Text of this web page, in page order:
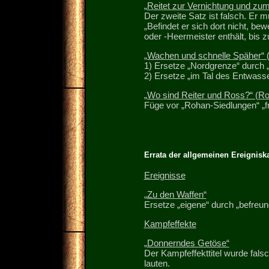
„Reitet zur Vernichtung und
Der zweite Satz ist falsch. Er
„Befindet er sich dort nicht,
oder -Heermeister enthält, bis
„Wachen und schnelle Späher“
1) Ersetze „Nordgrenze“ durch
2) Ersetze „im Tal des
„Wo sind Reiter und Ross?“
Füge vor „Rohan-Siedlungen“
Errata der allgemeinen
Ereignisse
„Zu den Waffen“
Ersetze „eigene“ durch
Kampfeffekte
„Donnerndes Getöse“
Der Kampfeffekttitel wurde
lauten.